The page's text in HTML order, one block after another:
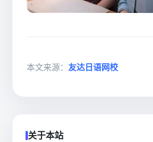
本文来源： 友达日语网校
关于本站